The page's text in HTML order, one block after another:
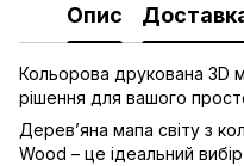
Опис
Кольорова друкована 3D
рішення для вашого
Дерев’яна мапа світу з
Wood – це ідеальний